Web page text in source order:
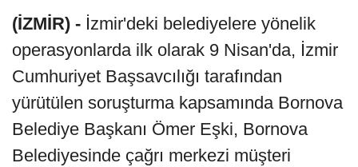
(İZMİR) - İzmir'deki belediyelere yönelik
operasyonlarda ilk olarak 9 Nisan'da, İzmir
Cumhuriyet Başsavcılığı tarafından
yürütülen soruşturma kapsamında Bornova
Belediye Başkanı Ömer Eşki, Bornova
Belediyesinde çağrı merkezi müşteri